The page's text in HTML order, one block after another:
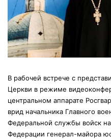
В рабочей встрече с
Церкви в режиме
центральном аппарате
врид начальника Главного
Федеральной службы войск
Федерации генерал-майора